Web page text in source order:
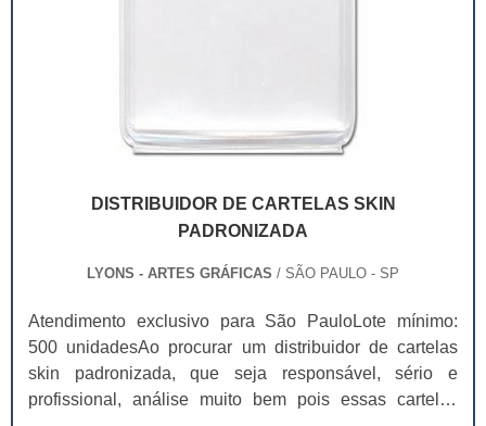
DISTRIBUIDOR DE CARTELAS SKIN
PADRONIZADA
LYONS - ARTES GRÁFICAS / SÃO PAULO - SP
Atendimento exclusivo para São PauloLote mínimo:
500 unidadesAo procurar um distribuidor de cartelas
skin padronizada, que seja responsável, sério e
profissional, análise muito bem pois essas cartelas